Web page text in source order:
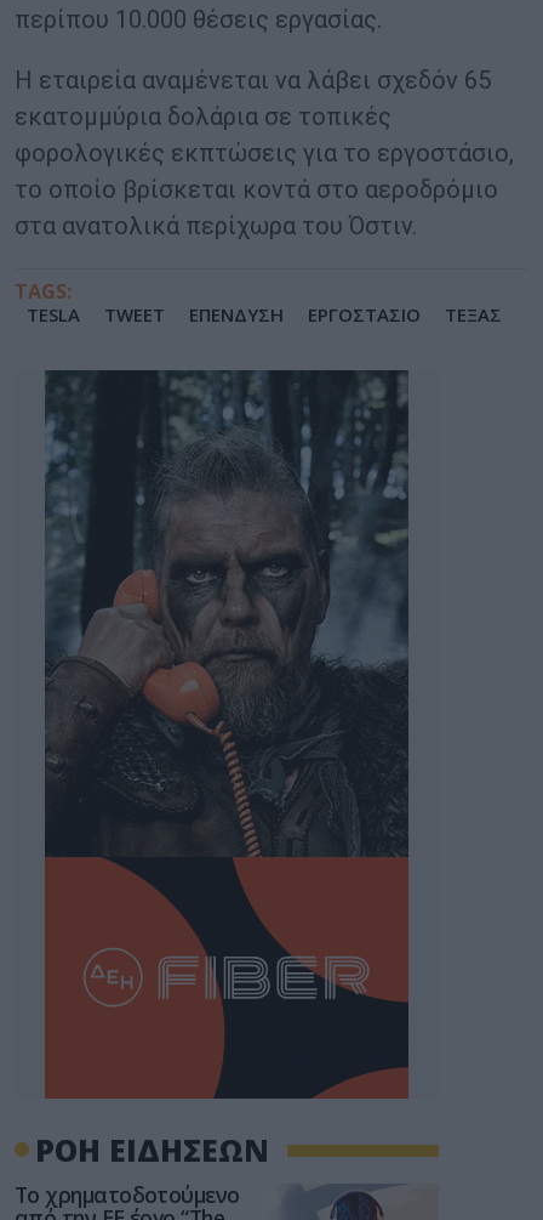
περίπου 10.000 θέσεις εργασίας.
Η εταιρεία αναμένεται να λάβει σχεδόν 65
εκατομμύρια δολάρια σε τοπικές
φορολογικές εκπτώσεις για το εργοστάσιο,
το οποίο βρίσκεται κοντά στο αεροδρόμιο
στα ανατολικά περίχωρα του Όστιν.
TAGS:
TESLA TWEET ΕΠΕΝΔΥΣΗ ΕΡΓΟΣΤΑΣΙΟ ΤΕΞΑΣ
ΡΟΗ ΕΙΔΗΣΕΩΝ
Το χρηματοδοτούμενο